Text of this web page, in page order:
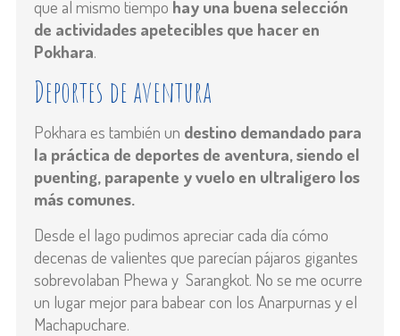
que al mismo tiempo hay una buena selección
de actividades apetecibles que hacer en
Pokhara.
Deportes de aventura
Pokhara es también un destino demandado para
la práctica de deportes de aventura, siendo el
puenting, parapente y vuelo en ultraligero los
más comunes.
Desde el lago pudimos apreciar cada día cómo
decenas de valientes que parecían pájaros gigantes
sobrevolaban Phewa y Sarangkot. No se me ocurre
un lugar mejor para babear con los Anarpurnas y el
Machapuchare.